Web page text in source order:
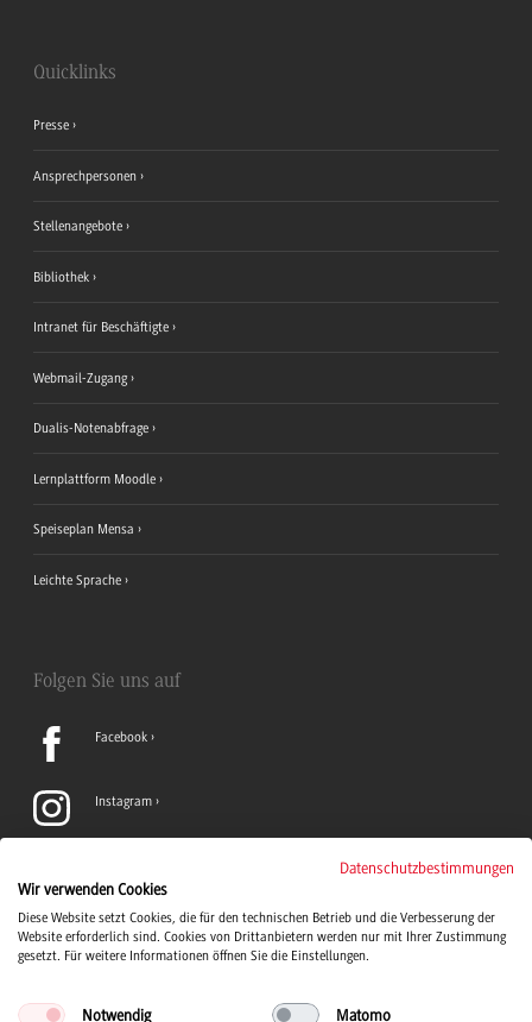
Quicklinks
Presse
Ansprechpersonen
Stellenangebote
Bibliothek
Intranet für Beschäftigte
Webmail-Zugang
Dualis-Notenabfrage
Lernplattform Moodle
Speiseplan Mensa
Leichte Sprache
Folgen Sie uns auf
Facebook
Instagram
TikTok
Datenschutzbestimmungen
Wir verwenden Cookies
Diese Website setzt Cookies, die für den technischen Betrieb und die Verbesserung der
Website erforderlich sind. Cookies von Drittanbietern werden nur mit Ihrer Zustimmung
gesetzt. Für weitere Informationen öffnen Sie die Einstellungen.
Notwendig Matomo